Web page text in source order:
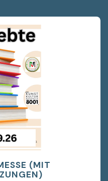
(MIT